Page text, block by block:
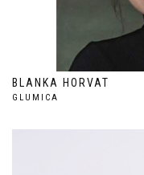
BLANKA HORVAT
GLUMICA